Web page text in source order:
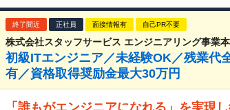
終了間近 正社員 面接情報有 自己PR不要
株式会社スタッフサービス エンジニアリング事業
初級ITエンジニア／未経験OK／残業代
有／資格取得奨励金最大30万円
「誰もがエンジニアになれる」を実現